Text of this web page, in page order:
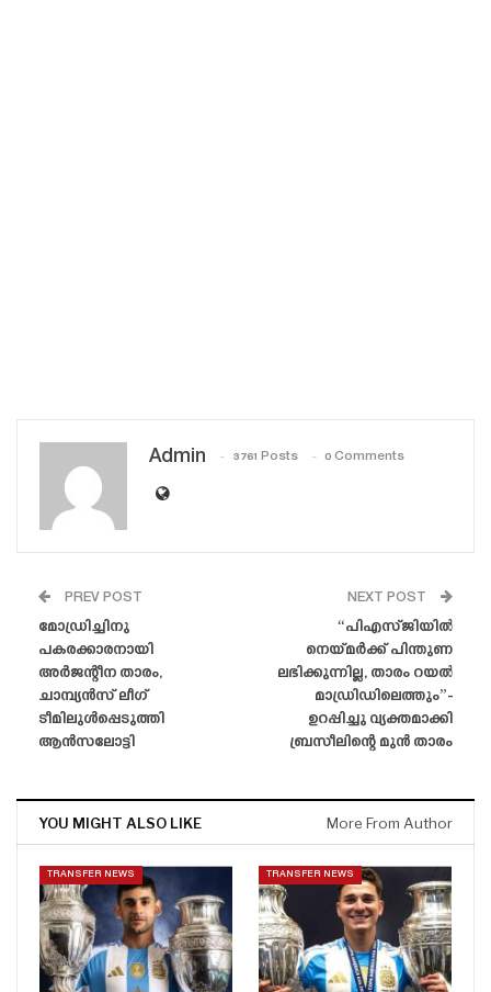
Admin 3761 Posts 0 Comments
PREV POST
മോഡ്രിച്ചിനു
പകരക്കാരനായി
അർജന്റീന താരം,
ചാമ്പ്യൻസ് ലീഗ്
ടീമിലുൾപ്പെടുത്തി
ആൻസലോട്ടി
NEXT POST
“പിഎസ്‌ജിയിൽ
നെയ്‌മർക്ക് പിന്തുണ
ലഭിക്കുന്നില്ല, താരം റയൽ
മാഡ്രിഡിലെത്തും”-
ഉറപ്പിച്ചു വ്യക്തമാക്കി
ബ്രസീലിന്റെ മുൻ താരം
YOU MIGHT ALSO LIKE More From Author
TRANSFER NEWS TRANSFER NEWS